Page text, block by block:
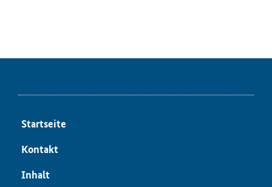
Start­sei­te
Kon­takt
In­halt